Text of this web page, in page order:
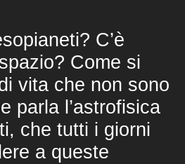
C’è
Come si
vita che non sono
parla l’astrofisica
che tutti i giorni
a queste